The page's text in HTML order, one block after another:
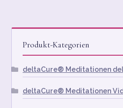
Produkt-Kategorien
deltaCure® Meditationen
deltaCure® Meditationen